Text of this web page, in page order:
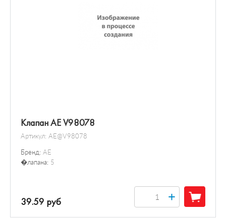
Клапан AE V98078
Артикул: AE@V98078
Бренд: AE
�лапана: 5
39.59 руб +